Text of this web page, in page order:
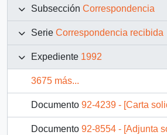
Subsección Correspondencia
Serie Correspondencia recibida
Expediente 1992
3675 más...
Documento 92-4239 - [Carta solicita
Documento 92-8554 - [Adjunta solicitud de don Luis Vidal a la Secretaría